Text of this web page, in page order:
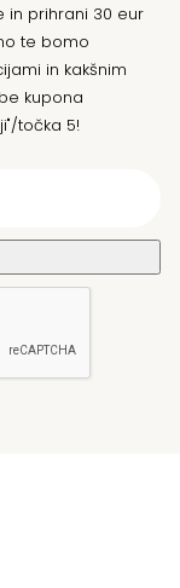
in prihrani 30 eur
te bomo
in kakšnim
kupona
točka 5!